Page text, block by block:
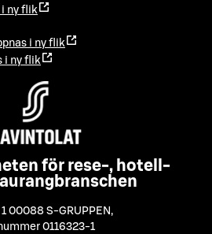
i ny flik
i ny flik
i ny flik
för rese-, hotell-
1 00088 S-GRUPPEN ,
0116323-1